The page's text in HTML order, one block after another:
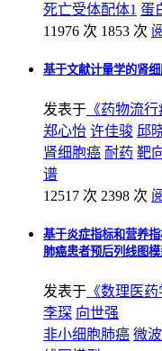
死亡受体配体1 蛋
11976 次 1853 次
基于文献计量学的肾
发表于 《药物流
郑心怡 许佳骏 邱
肾细胞癌 耐药 靶
谱
12517 次 2398 次
基于炎症指标和营养
肺癌患者预后列线图
发表于 《数理医药
李琛 向世强
非小细胞肺癌 微